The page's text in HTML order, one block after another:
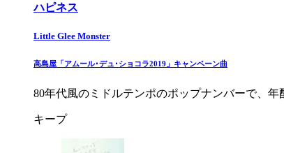
ハピネス
Little Glee Monster
高島屋「アムール･デュ･ショコラ2019」キャンペーン曲
80年代風のミドルテンポのポップナンバーで、
キープ